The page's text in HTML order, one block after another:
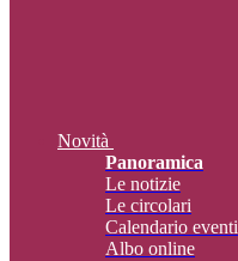
Novità
Panoramica
Le notizie
Le circolari
Calendario eventi
Albo online